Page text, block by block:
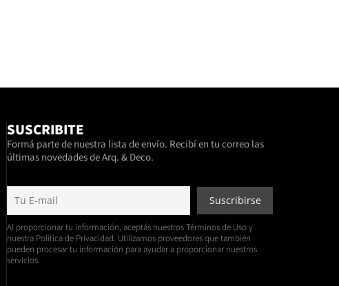
SUSCRIBITE
Formá parte de nuestra lista de envío. Recibí en tu correo las
últimas novedades de Arq. & Deco.
Al proporcionar tu información, aceptás nuestros Términos de Uso y
nuestra Política de Privacidad. Utilizamos proveedores que también
pueden procesar tu información para ayudar a proporcionar nuestros
servicios.